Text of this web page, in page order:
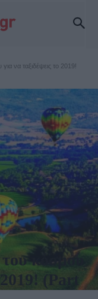
να ταξιδέψεις το 2019!
κόσμου
(Part